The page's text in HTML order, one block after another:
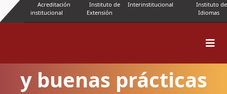
Acreditación
institucional
Instituto de
Extensión
Interinstitucional
Instituto de
Idiomas
Declaración de ética
y buenas prácticas